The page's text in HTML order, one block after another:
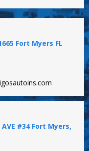
Fort Myers FL
AVE #34 Fort Myers,